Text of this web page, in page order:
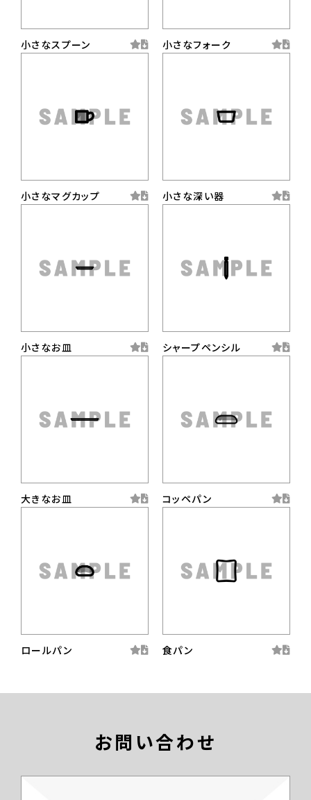
小さなスプーン 小さなフォーク
小さなマグカップ 小さな深い器
小さなお皿 シャープペンシル
大きなお皿 コッペパン
ロールパン 食パン
お問い合わせ